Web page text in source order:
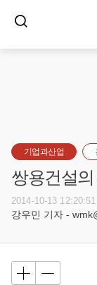
기업과산업
쌍용건설
2014-10-13 12:20:51
강우민 기자 -